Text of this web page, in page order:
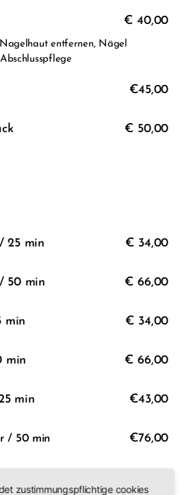
€ 40,00
entfernen, Nägel
€45,00
€ 50,00
25 min € 34,00
50 min € 66,00
min € 34,00
min € 66,00
min €43,00
/ 50 min €76,00
zustimmungspflichtige cookies